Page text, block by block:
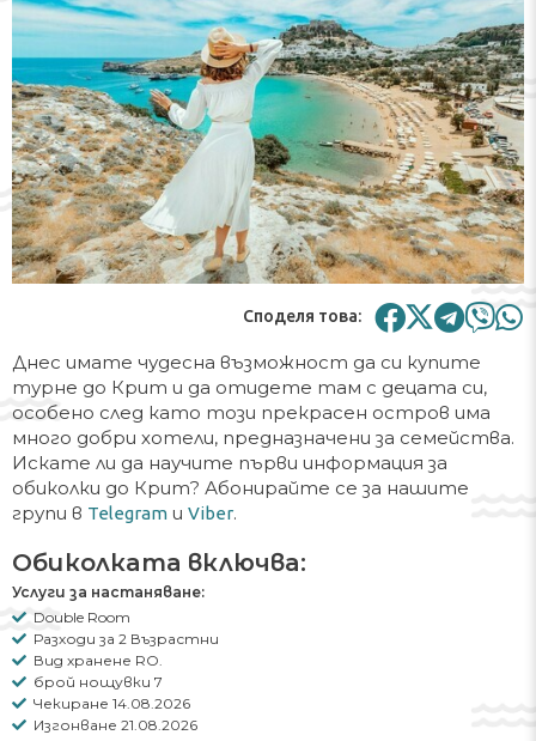
Споделя това:
Днес имате чудесна възможност да си купите
турне до Крит и да отидете там с децата си,
особено след като този прекрасен остров има
много добри хотели, предназначени за семейства.
Искате ли да научите първи информация за
обиколки до Крит? Абонирайте се за нашите
групи в Telegram и Viber.
Обиколката включва:
Услуги за настаняване:
Double Room
Разходи за 2 Възрастни
Вид хранене RO.
брой нощувки 7
Чекиране 14.08.2026
Изгонване 21.08.2026